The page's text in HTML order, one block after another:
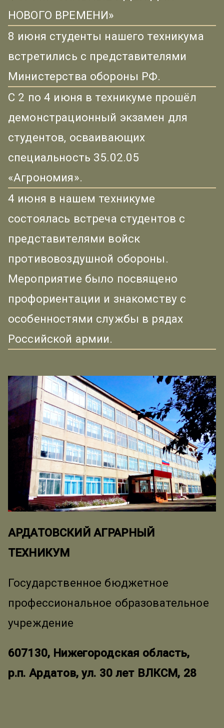
НОВОГО ВРЕМЕНИ»
8 июня студенты нашего техникума
встретились с представителями
Министерства обороны РФ.
С 2 по 4 июня в техникуме прошёл
демонстрационный экзамен для
студентов, осваивающих
специальность 35.02.05
«Агрономия».
4 июня в нашем техникуме
состоялась встреча студентов с
представителями войск
противовоздушной обороны.
Мероприятие было посвящено
профориентации и знакомству с
особенностями службы в рядах
Российской армии.
АРДАТОВСКИЙ АГРАРНЫЙ
ТЕХНИКУМ
Государственное бюджетное
профессиональное образовательное
учреждение
607130, Нижегородская область,
р.п. Ардатов, ул. 30 лет ВЛКСМ, 28